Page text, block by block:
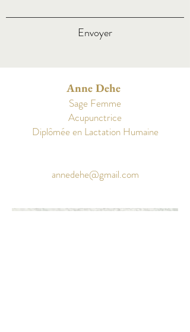
Envoyer
Anne Dehe
Sage Femme
Acupunctrice
Diplômée en Lactation Humaine
annedehe@gmail.com